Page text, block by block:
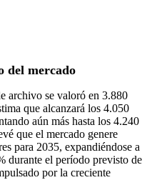
del mercado
archivo se valoró en 3.880
que alcanzará los 4.050
aún más hasta los 4.240
que el mercado genere
para 2035, expandiéndose a
durante el período previsto de
por la creciente